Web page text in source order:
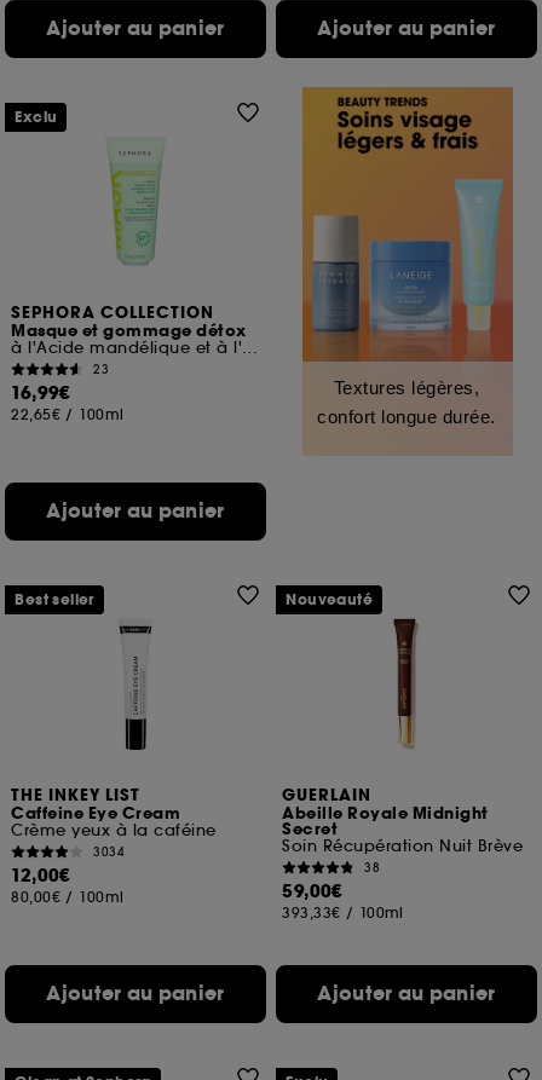
Ajouter au panier Ajouter au panier
SEPHORA COLLECTION
Masque et gommage détox
à l'Acide mandélique et à l'Argile blanche
23
16,99€
22,65€ / 100ml
Ajouter au panier
Exclu
Textures légères,
confort longue durée.
THE INKEY LIST
Caffeine Eye Cream
Crème yeux à la caféine
3034
12,00€
80,00€ / 100ml
Ajouter au panier
Best seller
GUERLAIN
Abeille Royale Midnight
Secret
Soin Récupération Nuit Brève
38
59,00€
393,33€ / 100ml
Ajouter au panier
Nouveauté